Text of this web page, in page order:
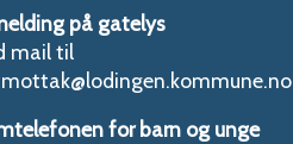
på gatelys
mail til
for barn og unge